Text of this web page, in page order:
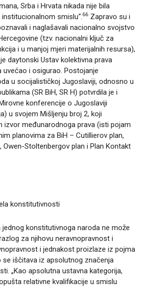
Srba i Hrvata nikada nije bila
smislu“. 66 Zapravo su i
i naglašavali nacionalno svojstvo
(tzv. nacionalni ključ za
i u manjoj mjeri materijalnih resursa),
daytonski Ustav kolektivna prava
uvećao i osigurao. Postojanje
u socijalističkoj Jugoslaviji, odnosno u
(SR BiH, SR H) potvrdila je i
konferencije o Jugoslaviji
u svojem Mišljenju broj 2, koji
izvor međunarodnoga prava (isti pojam
planovima za BiH – Cutillierov plan,
Owen-Stoltenbergov plan i Plan Kontakt
konstitutivnosti
jednog konstitutivnoga naroda ne može
za njihovu neravnopravnost i
i jednakost proizlaze iz pojma
iščitava iz apsolutnog značenja
„Kao apsolutna ustavna kategorija,
relativne kvalifikacije u smislu